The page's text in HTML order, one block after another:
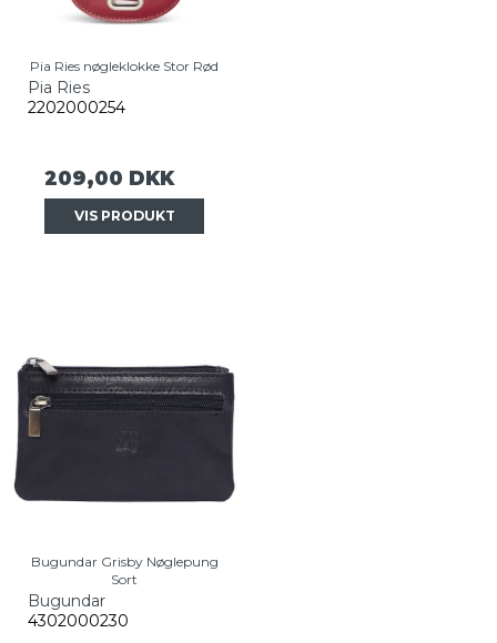
Pia Ries nøgleklokke Stor Rød
Pia Ries
2202000254
209,00 DKK
VIS PRODUKT
Bugundar Grisby Nøglepung
Sort
Bugundar
4302000230